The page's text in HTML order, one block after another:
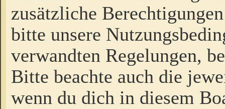
zusätzliche
bitte unsere
verwandten Regelungen,
Bitte beachte auch die
wenn du dich in diesem